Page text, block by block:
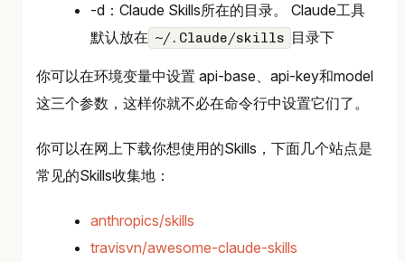
-d：Claude Skills所在的目录。 Claude工具
默认放在 ~/.Claude/skills 目录下
你可以在环境变量中设置 api-base、api-key和model
这三个参数，这样你就不必在命令行中设置它们了。
你可以在网上下载你想使用的Skills，下面几个站点是
常见的Skills收集地：
anthropics/skills
travisvn/awesome-claude-skills